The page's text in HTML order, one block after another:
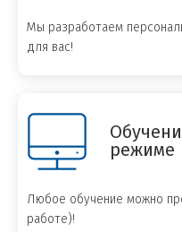
Мы разработаем
для вас!
режиме
Любое обучение можно
работе)!